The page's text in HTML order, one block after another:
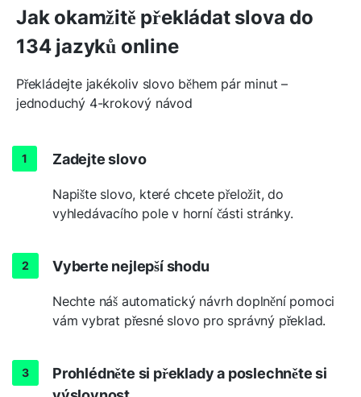
Jak okamžitě překládat slova do
134 jazyků online
Překládejte jakékoliv slovo během pár minut –
jednoduchý 4-krokový návod
Zadejte slovo
Napište slovo, které chcete přeložit, do
vyhledávacího pole v horní části stránky.
Vyberte nejlepší shodu
Nechte náš automatický návrh doplnění pomoci
vám vybrat přesné slovo pro správný překlad.
Prohlédněte si překlady a poslechněte si